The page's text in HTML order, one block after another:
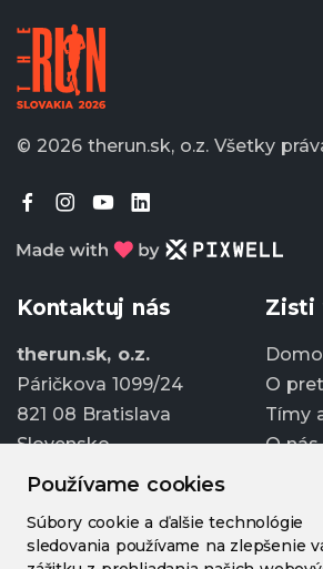
Používame cookies
Súbory cookie a ďalšie technológie
sledovania používame na zlepšenie
© 2026 therun.sk, o.z. Všetky
Kontaktuj nás
therun.sk, o.z.
Páričkova 1099/24
821 08 Bratislava
Slovensko
info@therun.sk
+421 907 807 363
Zisti
O
Tímy
O nás